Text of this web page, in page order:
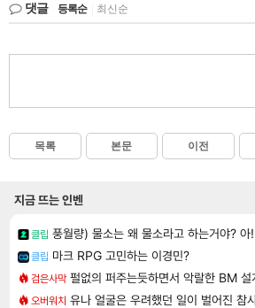
댓글 등록순 최신순
목록 본문 이전
지금 뜨는 인벤
클립 풍월량) 물소는 왜 물소라고 하는거야? 아! 그
클립 마크 RPG 고민하는 이경민?
검은사막 펄없의 퍼주는듯하면서 악랄한 BM 설
오버워치 유나 얼굴은 우려했던 일이 벌어진 참